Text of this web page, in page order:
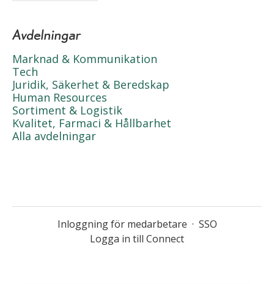
Avdelningar
Marknad & Kommunikation
Tech
Juridik, Säkerhet & Beredskap
Human Resources
Sortiment & Logistik
Kvalitet, Farmaci & Hållbarhet
Alla avdelningar
Inloggning för medarbetare · SSO
Logga in till Connect